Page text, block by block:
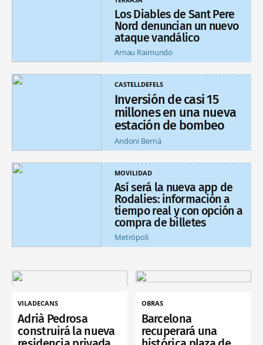
Los Diables de Sant Pere
Nord denuncian un nuevo
ataque vandálico
Arnau Raimundo
CASTELLDEFELS
Inversión de casi 15
millones en una nueva
estación de bombeo
Andoni Berná
MOVILIDAD
Así será la nueva app de
Rodalies: información a
tiempo real y con opción a
compra de billetes
Metrópoli
VILADECANS
Adrià Pedrosa
construirá la nueva
OBRAS
Barcelona
recuperará una